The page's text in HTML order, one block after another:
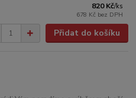
820 Kč/ks
678 Kč bez DPH
Přidat do košíku